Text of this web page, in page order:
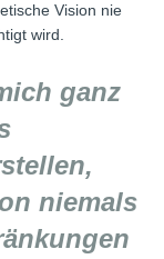
Vision nie
wird.
ganz
niemals